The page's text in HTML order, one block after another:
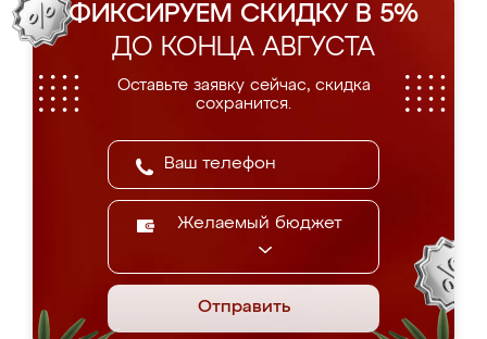
ФИКСИРУЕМ СКИДКУ В 5%
ДО КОНЦА АВГУСТА
Оставьте заявку сейчас, скидка
сохранится.
Желаемый бюджет
Отправить